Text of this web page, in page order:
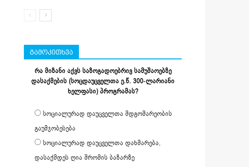
გამოკითხვა
რა მიზანი აქვს საზოგადოებრივ სამუშაოებზე
დასაქმების (სოცდაუცველთა ე.წ. 300-ლარიანი
ხელფასი) პროგრამას?
სოციალურად დაუცველთა მდგომარეობის
გაუმჯობესება
სოციალურად დაუცველთა დახმარება,
დასაქმდეს ღია შრომის ბაზარზე